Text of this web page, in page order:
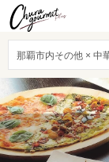
那覇市内その他 × 中